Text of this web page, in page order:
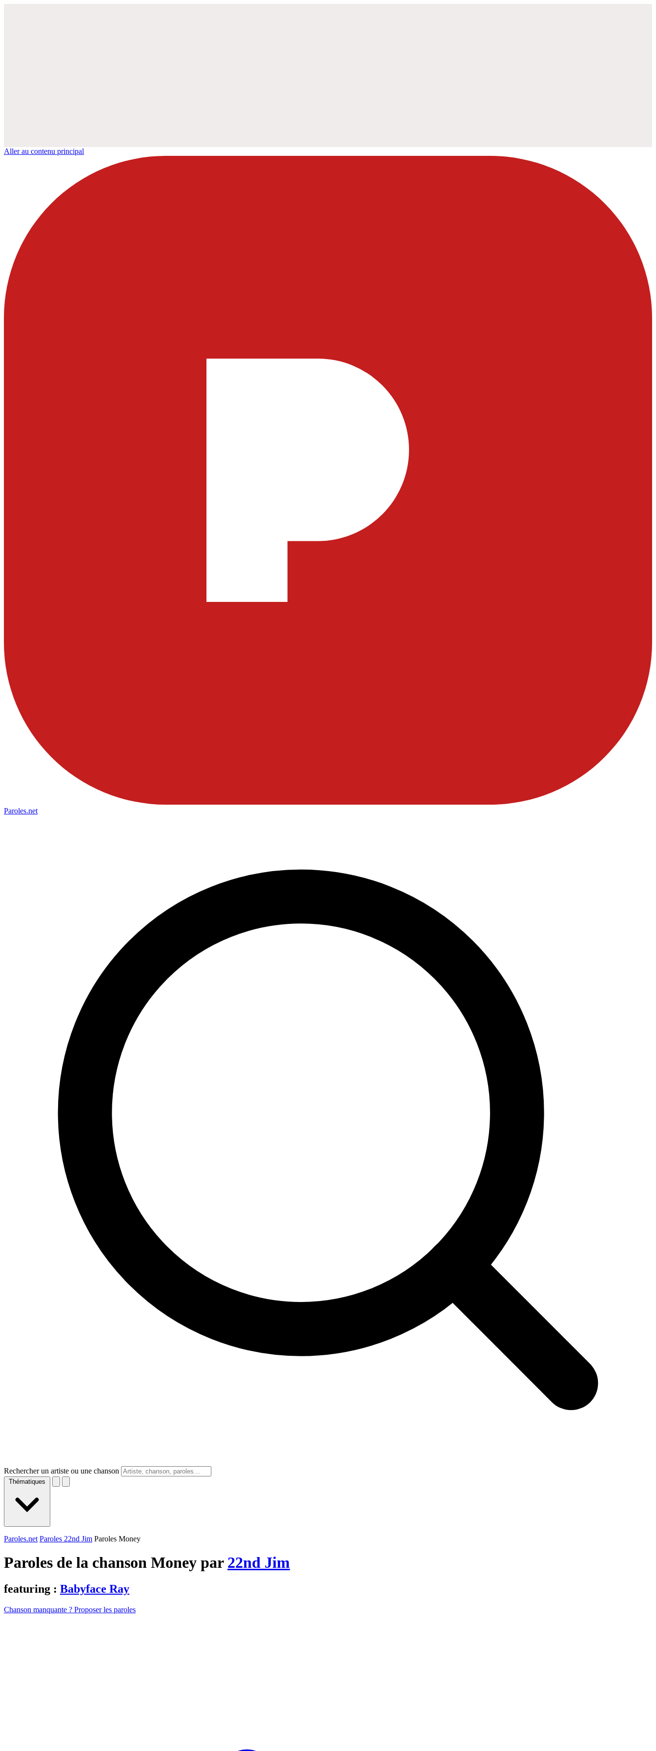
Aller au contenu principal
Paroles.net
Rechercher un artiste ou une chanson
Thématiques
Paroles.net Paroles 22nd Jim Paroles Money
Paroles de la chanson Money par 22nd Jim
featuring : Babyface Ray
Chanson manquante ? Proposer les paroles